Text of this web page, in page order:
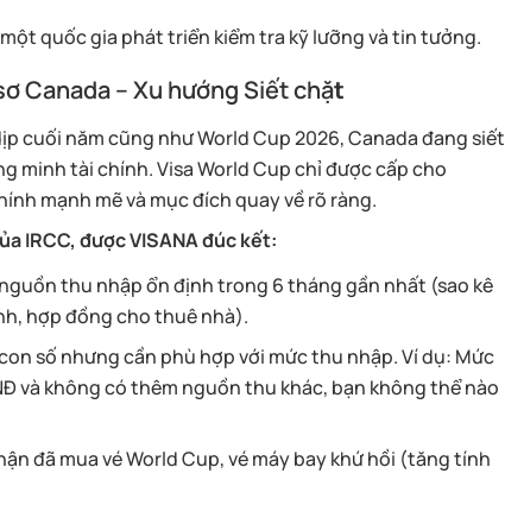
quốc gia phát triển kiểm tra kỹ lưỡng và tin tưởng.
Canada – Xu hướng Siết chặt
cuối năm cũng như World Cup 2026, Canada đang siết
minh tài chính. Visa World Cup chỉ được cấp cho
mạnh mẽ và mục đích quay về rõ ràng.
IRCC, được VISANA đúc kết:
thu nhập ổn định trong 6 tháng gần nhất (sao kê
hợp đồng cho thuê nhà).
số nhưng cần phù hợp với mức thu nhập. Ví dụ: Mức
và không có thêm nguồn thu khác, bạn không thể nào
đã mua vé World Cup, vé máy bay khứ hồi (tăng tính